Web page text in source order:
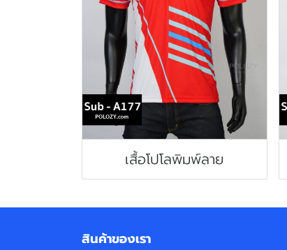
เสื้อโปโลพิมพ์ลาย
สินค้าของเรา